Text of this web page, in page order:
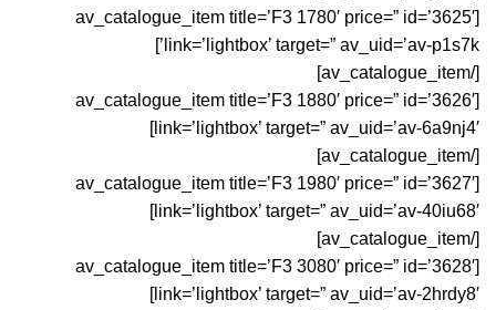
[av_catalogue_item title=’F3 1780′ price=” id=’3625′
link=’lightbox’ target=” av_uid=’av-p1s7k’]
[/av_catalogue_item]
[av_catalogue_item title=’F3 1880′ price=” id=’3626′
link=’lightbox’ target=” av_uid=’av-6a9nj4′]
[/av_catalogue_item]
[av_catalogue_item title=’F3 1980′ price=” id=’3627′
link=’lightbox’ target=” av_uid=’av-40iu68′]
[/av_catalogue_item]
[av_catalogue_item title=’F3 3080′ price=” id=’3628′
link=’lightbox’ target=” av_uid=’av-2hrdy8′]